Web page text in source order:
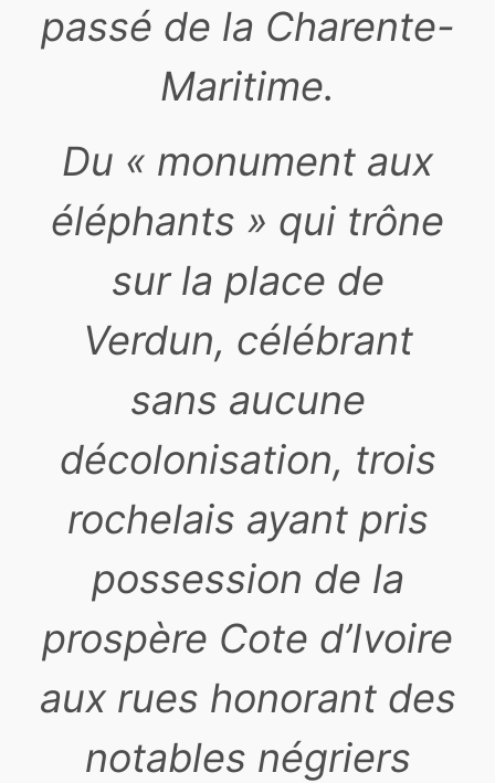
passé de la Charente-
Maritime.
Du « monument aux
éléphants » qui trône
sur la place de
Verdun, célébrant
sans aucune
décolonisation, trois
rochelais ayant pris
possession de la
prospère Cote d’Ivoire
aux rues honorant des
notables négriers